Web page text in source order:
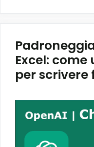
Excel: come
per scrivere